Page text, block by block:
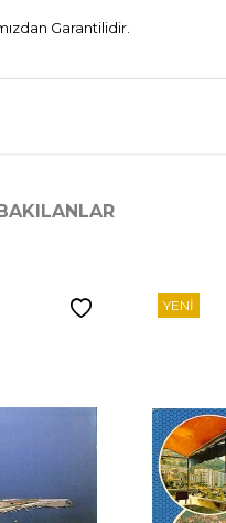
Garantilidir.
YENI